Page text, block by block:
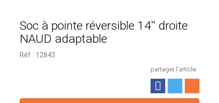
Soc à pointe réversible 14'' droite
NAUD adaptable
Réf : 12843
partager l'article